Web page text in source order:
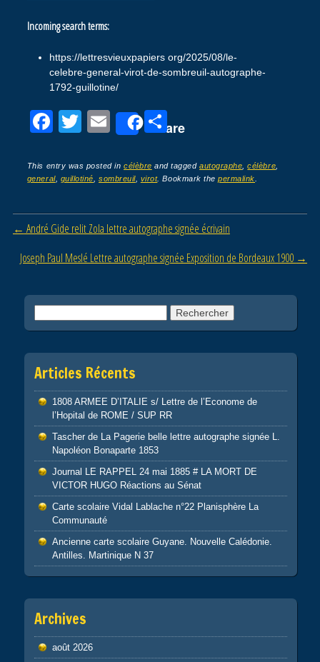
Incoming search terms:
https://lettresvieuxpapiers org/2025/08/le-
celebre-general-virot-de-sombreuil-autographe-
1792-guillotine/
F
c
e
b
o
o
T
tt
er
E
ail
Share
P
ta
g
er
This entry was posted incélèbre and taggedautographe ,célèbre
general, guillotiné sombreuil, virot. Bookmark thepermalink
Post navigation
← André Gide relit Zola lettre autographe signée écrivain
Joseph Paul Meslé Lettre autographe signée Exposition de Bordeaux 1900 →
Articles Récents
1808 ARMEE D’ITALIE s/ Lettre de l’Econome de
l’Hopital de ROME / SUP RR
Tascher de La Pagerie belle lettre autographe signée L.
Napoléon Bonaparte 1853
Journal LE RAPPEL 24 mai 1885 # LA MORT DE
VICTOR HUGO Réactions au Sénat
Carte scolaire Vidal Lablache n°22 Planisphère La
Communauté
Ancienne carte scolaire Guyane. Nouvelle Calédonie.
Antilles. Martinique N 37
Archives
août 2026